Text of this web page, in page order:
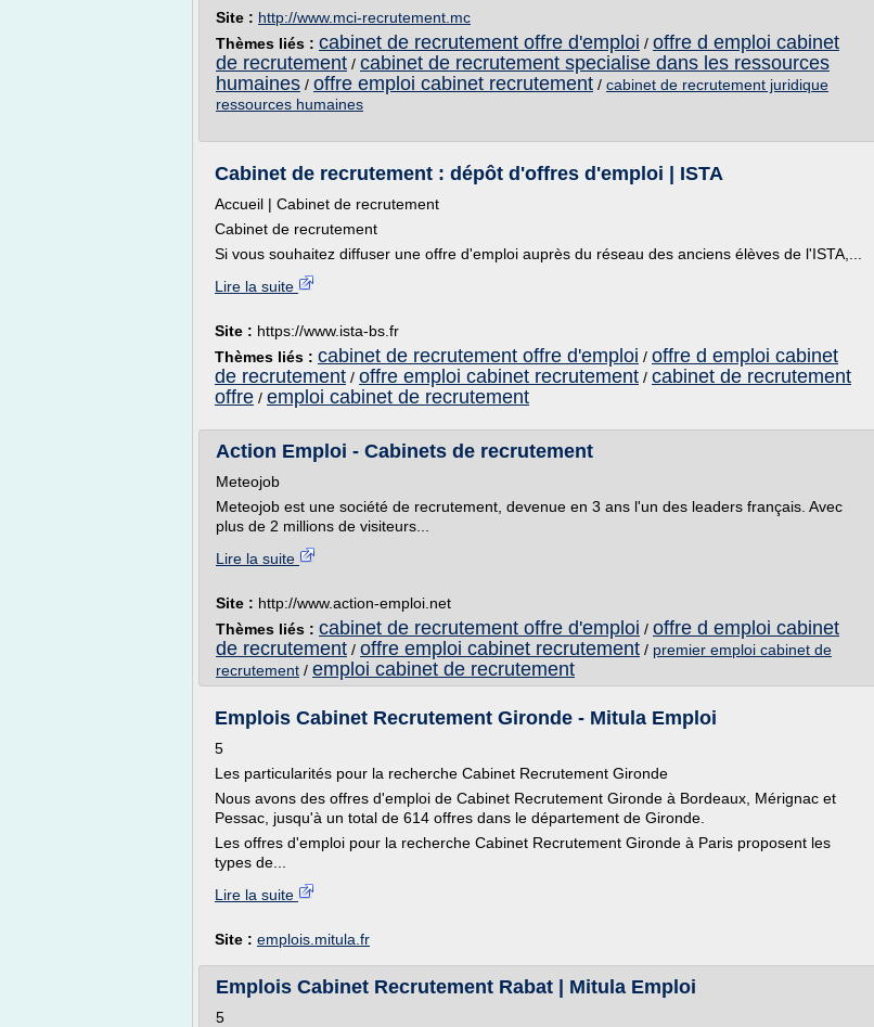
Site : http://www.mci-recrutement.mc
Thèmes liés : cabinet de recrutement offre d'emploi / offre d emploi cabinet
de recrutement / cabinet de recrutement specialise dans les ressources
humaines / offre emploi cabinet recrutement / cabinet de recrutement juridique
ressources humaines
Cabinet de recrutement : dépôt d'offres d'emploi | ISTA
Accueil | Cabinet de recrutement
Cabinet de recrutement
Si vous souhaitez diffuser une offre d'emploi auprès du réseau des anciens élèves de l'ISTA,...
Lire la suite
Site : https://www.ista-bs.fr
Thèmes liés : cabinet de recrutement offre d'emploi / offre d emploi cabinet
de recrutement / offre emploi cabinet recrutement / cabinet de recrutement
offre / emploi cabinet de recrutement
Action Emploi - Cabinets de recrutement
Meteojob
Meteojob est une société de recrutement, devenue en 3 ans l'un des leaders français. Avec
plus de 2 millions de visiteurs...
Lire la suite
Site : http://www.action-emploi.net
Thèmes liés : cabinet de recrutement offre d'emploi / offre d emploi cabinet
de recrutement / offre emploi cabinet recrutement / premier emploi cabinet de
recrutement / emploi cabinet de recrutement
Emplois Cabinet Recrutement Gironde - Mitula Emploi
5
Les particularités pour la recherche Cabinet Recrutement Gironde
Nous avons des offres d'emploi de Cabinet Recrutement Gironde à Bordeaux, Mérignac et
Pessac, jusqu'à un total de 614 offres dans le département de Gironde.
Les offres d'emploi pour la recherche Cabinet Recrutement Gironde à Paris proposent les
types de...
Lire la suite
Site : emplois.mitula.fr
Emplois Cabinet Recrutement Rabat | Mitula Emploi
5